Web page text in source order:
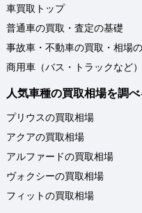
車買取トップ
普通車の買取・査定の基礎
事故車・不動車の買取・相場
商用車（バス・トラックなど
人気車種の買取相場を調べ
プリウスの買取相場
アクアの買取相場
アルファードの買取相場
ヴォクシーの買取相場
フィットの買取相場